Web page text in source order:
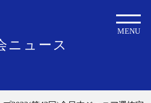
ニュース
MENU